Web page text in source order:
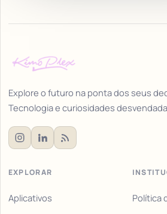
Explore o futuro na ponta dos seus
Tecnologia e curiosidades
EXPLORAR
Aplicativos Política